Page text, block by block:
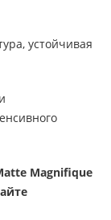
устойчивая
Magnifique